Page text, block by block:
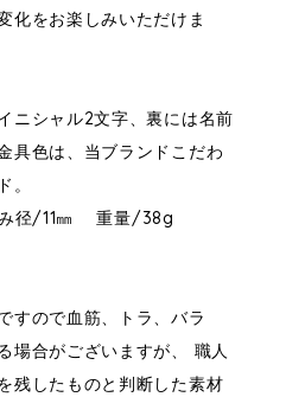
化をお楽しみいただけま
ニシャル2文字、裏には名前
具色は、当ブランドこだわ
。
径/11㎜ 重量/38g
すので血筋、トラ、バラ
場合がございますが、 職人
残したものと判断した素材